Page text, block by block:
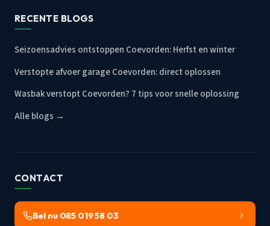
RECENTE BLOGS
Seizoensadvies ontstoppen Coevorden: Herfst en winter
Verstopte afvoer garage Coevorden: direct oplossen
Wasbak verstopt Coevorden? 7 tips voor snelle oplossing
Alle blogs →
CONTACT
Bel nu 085 019 58 03